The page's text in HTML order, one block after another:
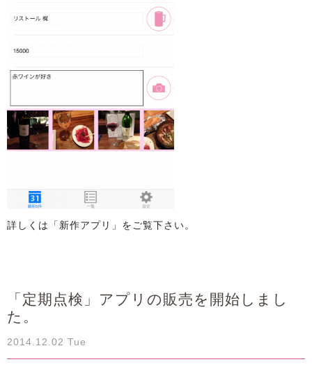
詳しくは「新作アプリ」をご覧下さい。
「定期点検」アプリの販売を開始しまし
た。
2014.12.02 Tue